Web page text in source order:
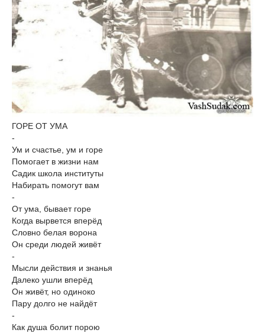
ГОРЕ ОТ УМА
-
Ум и счастье, ум и горе
Помогает в жизни нам
Садик школа институты
Набирать помогут вам
-
От ума, бывает горе
Когда вырвется вперёд
Словно белая ворона
Он среди людей живёт
-
Мысли действия и знанья
Далеко ушли вперёд
Он живёт, но одиноко
Пару долго не найдёт
-
Как душа болит порою